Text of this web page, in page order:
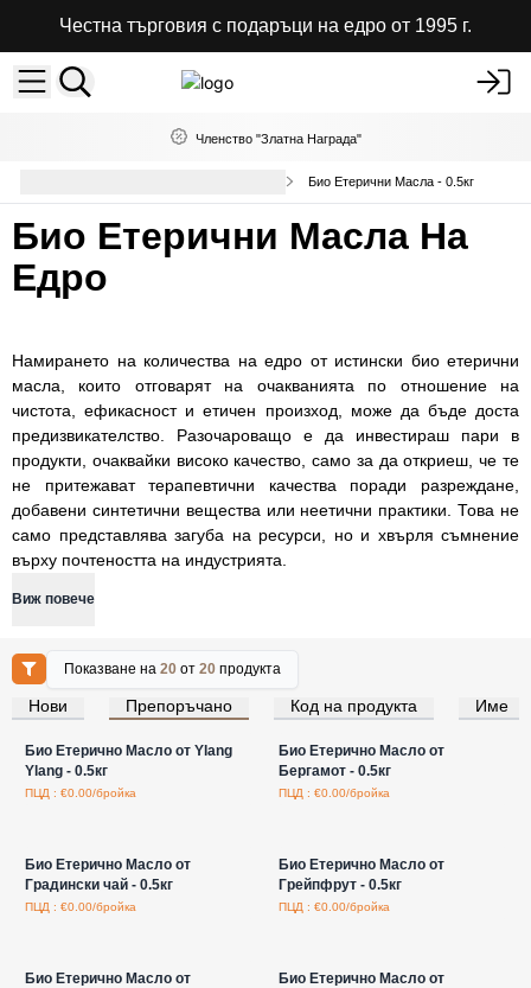
Честна търговия с подаръци на едро от 1995 г.
Членство "Златна Награда"
Био Етерични Масла - 0.5кг
Био Етерични Масла На
Едро
Намирането на количества на едро от истински био етерични
масла, които отговарят на очакванията по отношение на
чистота, ефикасност и етичен произход, може да бъде доста
предизвикателство. Разочароващо е да инвестираш пари в
продукти, очаквайки високо качество, само за да откриеш, че те
не притежават терапевтични качества поради разреждане,
добавени синтетични вещества или неетични практики. Това не
само представлява загуба на ресурси, но и хвърля съмнение
върху почтеността на индустрията.
Виж повече
Показване на20 от20 продукта
Нови Препоръчано Код на продукта Име
Влезте за цени на едро
Био Етерично Масло от Ylang
Ylang - 0.5кг
ПЦД : €0.00/бройка
Влезте за цени на едро
Био Етерично Масло от
Бергамот - 0.5кг
ПЦД : €0.00/бройка
Био Етерично Масло от
Градински чай - 0.5кг
ПЦД : €0.00/бройка
Био Етерично Масло от
Грейпфрут - 0.5кг
ПЦД : €0.00/бройка
Био Етерично Масло от
Био Етерично Масло от